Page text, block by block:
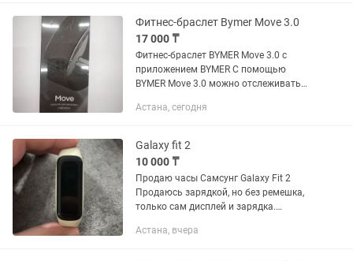
Фитнес-браслет Bymer Move 3.0
17 000 ₸
Фитнес-браслет BYMER Move 3.0 с
приложением BYMER С помощью
BYMER Move 3.0 можно отслеживать
энергии, сон, нагрузку, восстановление
Астана, сегодня
Galaxy fit 2
10 000 ₸
Продаю часы Самсунг Galaxy Fit 2
Продаюсь зарядкой, но без ремешка,
только сам дисплей и зарядка.
отдельно Продаю потому что не
Астана, вчера